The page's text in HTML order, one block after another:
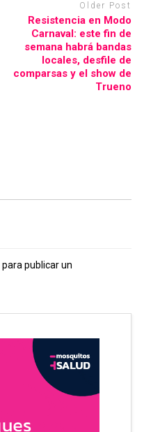
Older Post
Resistencia en Modo
Carnaval: este fin de
semana habrá bandas
locales, desfile de
comparsas y el show de
Trueno
para publicar un